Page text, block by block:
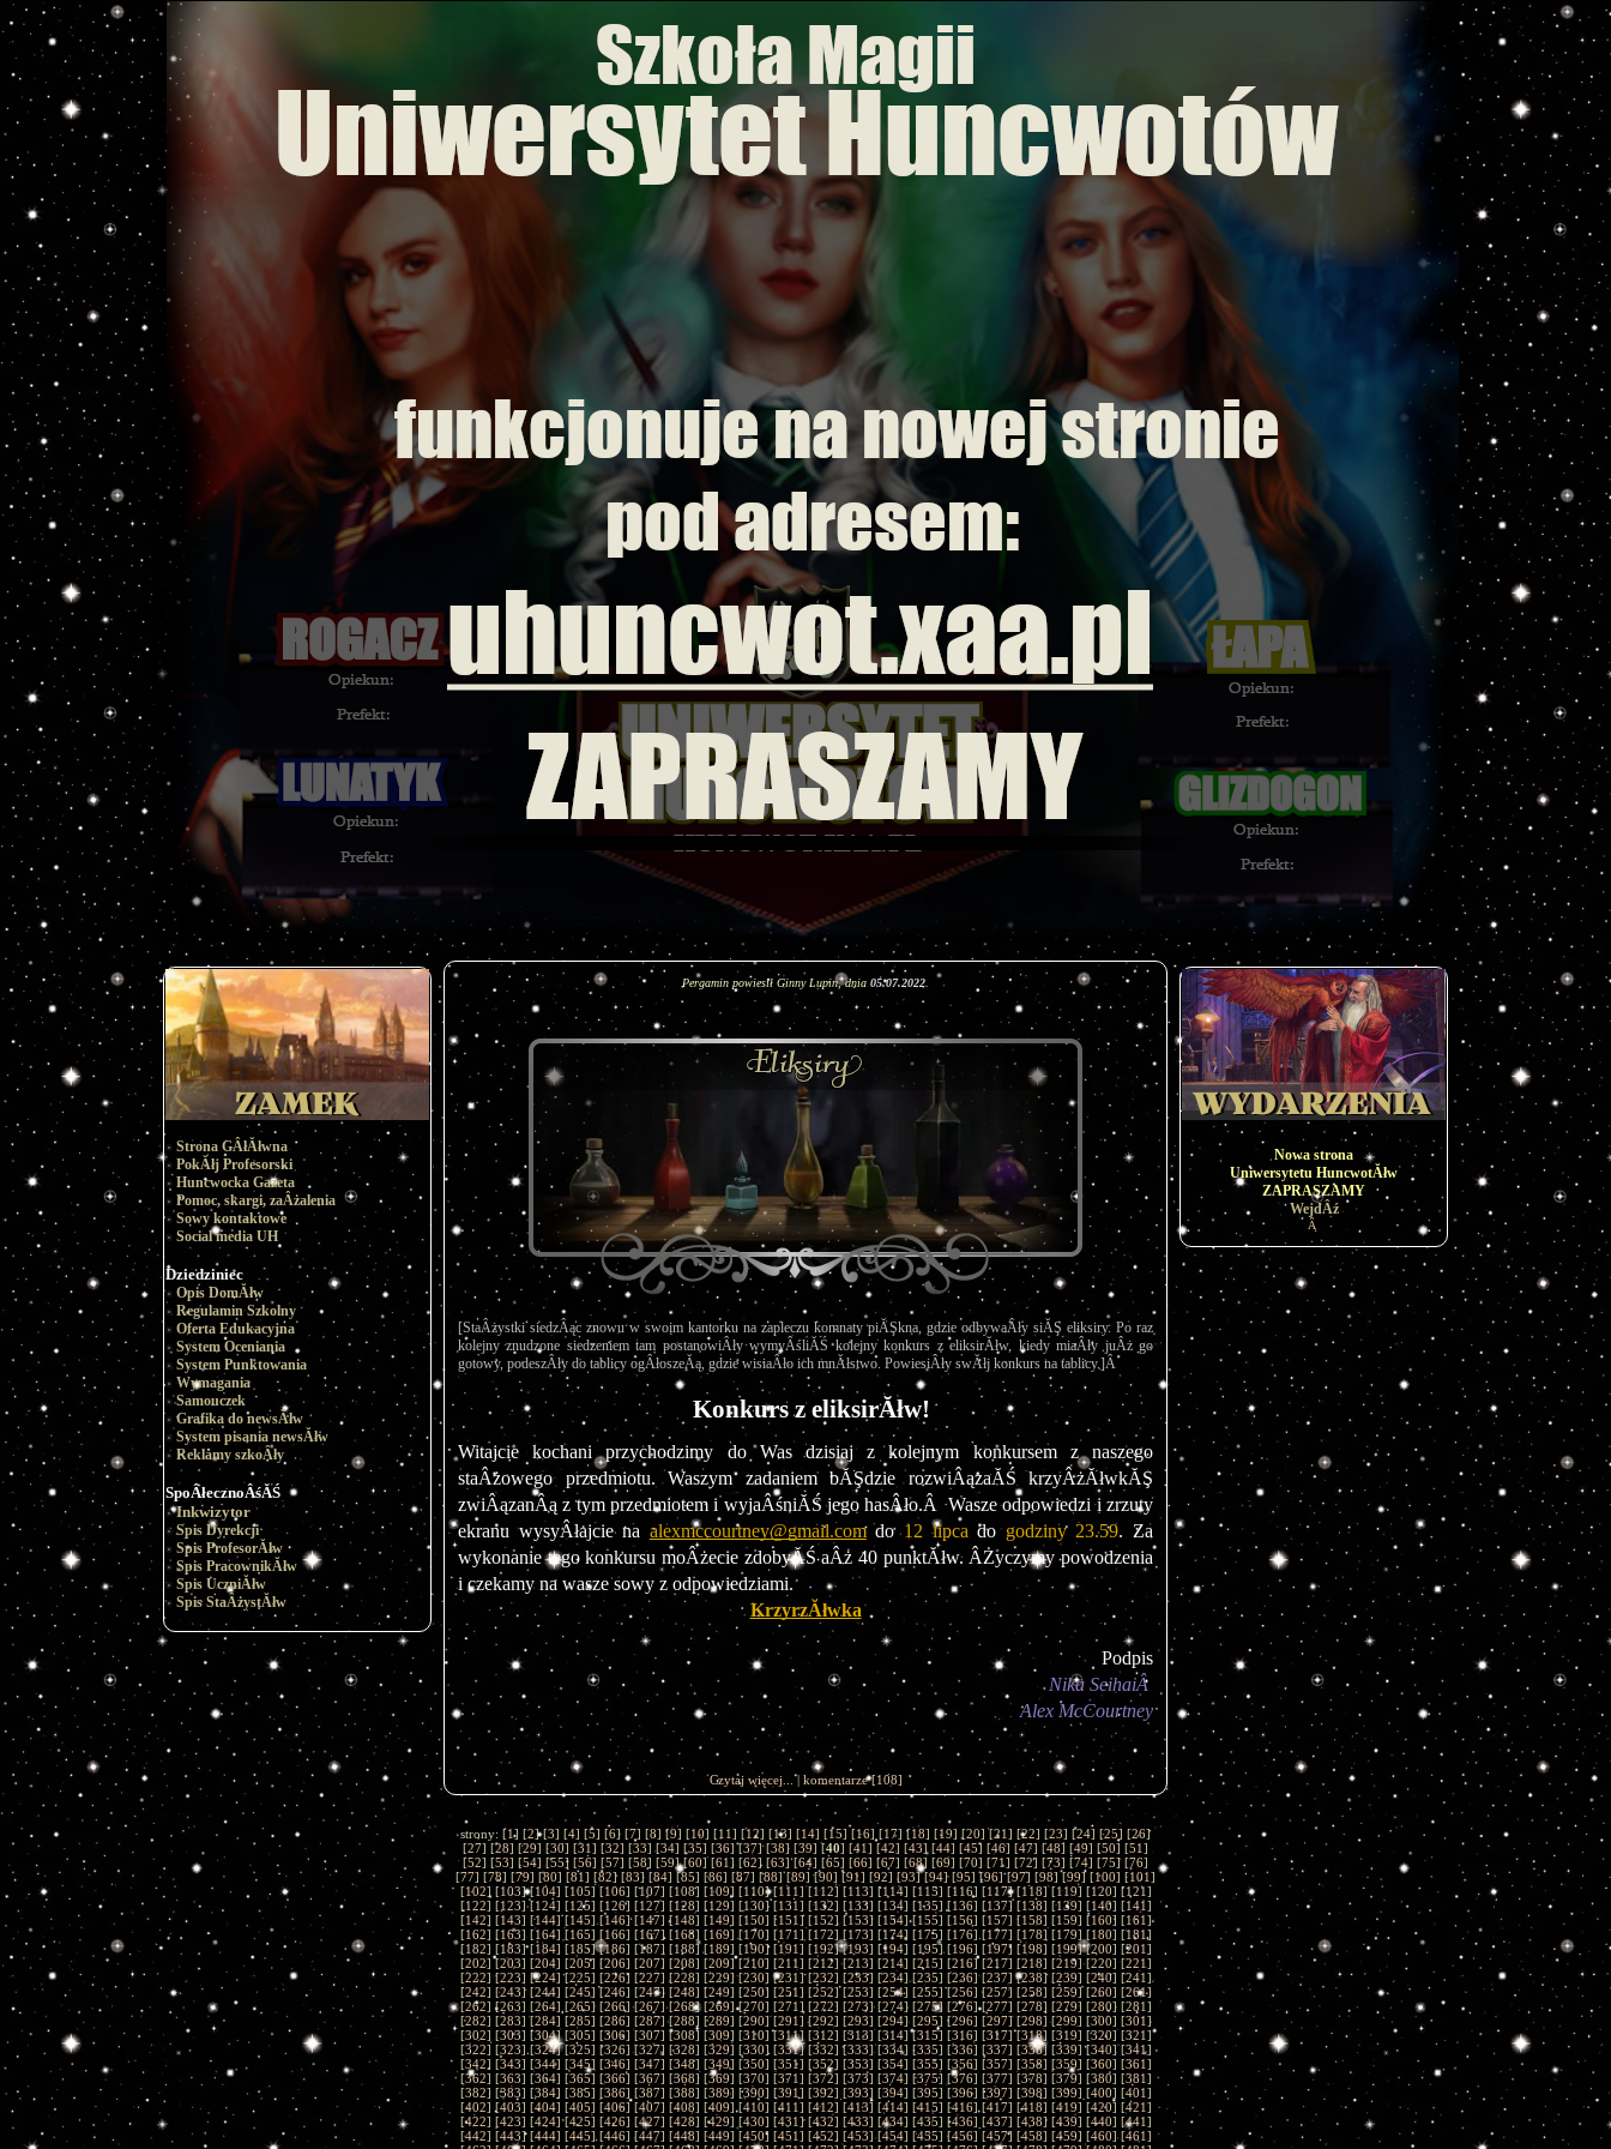
Strona GÂłĂłwna
PokĂłj Profesorski
Huncwocka Gazeta
Pomoc, skargi, zaÂżalenia
Sowy kontaktowe
Social media UH
Dziedziniec
Opis DomĂłw
Regulamin Szkolny
Oferta Edukacyjna
System Oceniania
System Punktowania
Wymagania
Samouczek
Grafika do newsĂłw
System pisania newsĂłw
Reklamy szkoÂły
SpoÂłecznoÂśĂŚ
Inkwizytor
Spis Dyrekcji
Spis ProfesorĂłw
Spis PracownikĂłw
Spis UczniĂłw
Spis StaÂżystĂłw
Pergamin powiesił Ginny Lupin, dnia 05.07.2022
[StaÂżystki siedzÂąc znowu w swoim kantorku na zapleczu komnaty piĂŞkna, gdzie odbywaÂły siĂŞ eliksiry. Po raz
kolejny znudzone siedzeniem tam postanowiÂły wymyÂśliĂŚ kolejny konkurs z eliksirĂłw, kiedy miaÂły juÂż go
gotowy, podeszÂły do tablicy ogÂłoszeĂą, gdzie wisiaÂło ich mnĂłstwo. PowiesiÂły swĂłj konkurs na tablicy.]Â
Konkurs z eliksirĂłw!
Witajcie kochani przychodzimy do Was dzisiaj z kolejnym konkursem z naszego
staÂżowego przedmiotu. Waszym zadaniem bĂŞdzie rozwiÂązaĂŚ krzyÂżĂłwkĂŞ
zwiÂązanÂą z tym przedmiotem i wyjaÂśniĂŚ jego hasÂło.Â  Wasze odpowiedzi i zrzuty
ekranu wysyÂłajcie na alexmccourtney@gmail.com do 12 lipca do godziny 23.59. Za
wykonanie tego konkursu moÂżecie zdobyĂŚ aÂż 40 punktĂłw. ÂŻyczymy powodzenia
i czekamy na wasze sowy z odpowiedziami.
KrzyrzĂłwka
Podpis
Nika SeihaiÂ
Alex McCourtney
Czytaj więcej... | komentarze[108]
strony: [1] [2] [3] [4] [5] [6] [7] [8] [9] [10] [11] [12] [13] [14] [15] [16] [17] [18] [19] [20] [21] [22] [23] [24] [25] [26]
[27] [28] [29] [30] [31] [32] [33] [34] [35] [36] [37] [38] [39] [40] [41] [42] [43] [44] [45] [46] [47] [48] [49] [50] [51]
[52] [53] [54] [55] [56] [57] [58] [59] [60] [61] [62] [63] [64] [65] [66] [67] [68] [69] [70] [71] [72] [73] [74] [75] [76]
[77] [78] [79] [80] [81] [82] [83] [84] [85] [86] [87] [88] [89] [90] [91] [92] [93] [94] [95] [96] [97] [98] [99] [100] [101]
[102] [103] [104] [105] [106] [107] [108] [109] [110] [111] [112] [113] [114] [115] [116] [117] [118] [119] [120] [121]
[122] [123] [124] [125] [126] [127] [128] [129] [130] [131] [132] [133] [134] [135] [136] [137] [138] [139] [140] [141]
[142] [143] [144] [145] [146] [147] [148] [149] [150] [151] [152] [153] [154] [155] [156] [157] [158] [159] [160] [161]
[162] [163] [164] [165] [166] [167] [168] [169] [170] [171] [172] [173] [174] [175] [176] [177] [178] [179] [180] [181]
[182] [183] [184] [185] [186] [187] [188] [189] [190] [191] [192] [193] [194] [195] [196] [197] [198] [199] [200] [201]
[202] [203] [204] [205] [206] [207] [208] [209] [210] [211] [212] [213] [214] [215] [216] [217] [218] [219] [220] [221]
[222] [223] [224] [225] [226] [227] [228] [229] [230] [231] [232] [233] [234] [235] [236] [237] [238] [239] [240] [241]
[242] [243] [244] [245] [246] [247] [248] [249] [250] [251] [252] [253] [254] [255] [256] [257] [258] [259] [260] [261]
[262] [263] [264] [265] [266] [267] [268] [269] [270] [271] [272] [273] [274] [275] [276] [277] [278] [279] [280] [281]
[282] [283] [284] [285] [286] [287] [288] [289] [290] [291] [292] [293] [294] [295] [296] [297] [298] [299] [300] [301]
[302] [303] [304] [305] [306] [307] [308] [309] [310] [311] [312] [313] [314] [315] [316] [317] [318] [319] [320] [321]
[322] [323] [324] [325] [326] [327] [328] [329] [330] [331] [332] [333] [334] [335] [336] [337] [338] [339] [340] [341]
[342] [343] [344] [345] [346] [347] [348] [349] [350] [351] [352] [353] [354] [355] [356] [357] [358] [359] [360] [361]
[362] [363] [364] [365] [366] [367] [368] [369] [370] [371] [372] [373] [374] [375] [376] [377] [378] [379] [380] [381]
[382] [383] [384] [385] [386] [387] [388] [389] [390] [391] [392] [393] [394] [395] [396] [397] [398] [399] [400] [401]
[402] [403] [404] [405] [406] [407] [408] [409] [410] [411] [412] [413] [414] [415] [416] [417] [418] [419] [420] [421]
[422] [423] [424] [425] [426] [427] [428] [429] [430] [431] [432] [433] [434] [435] [436] [437] [438] [439] [440] [441]
[442] [443] [444] [445] [446] [447] [448] [449] [450] [451] [452] [453] [454] [455] [456] [457] [458] [459] [460] [461]
Nowa strona
Uniwersytetu HuncwotĂłw
ZAPRASZAMY
WejdÂź
Â